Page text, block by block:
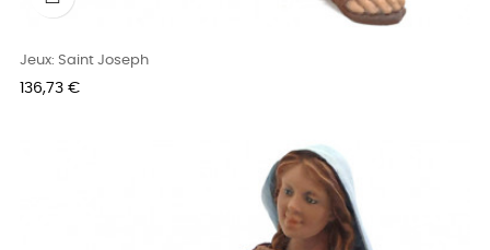
Jeux: Saint Joseph
Prix
136,73 €